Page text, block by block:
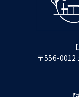
〒556-0012